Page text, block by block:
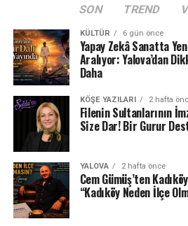
SON TREND
KÜLTÜR 6 gün önce
Yapay Zekâ Sanatta
Aralıyor: Yalova’dan
Daha
KÖŞE YAZILARI 2 hafta
Filenin Sultanlarının
Size Dar! Bir Gurur
YALOVA 2 hafta önce
Cem Gümüş’ten
“Kadıköy Neden İlçe